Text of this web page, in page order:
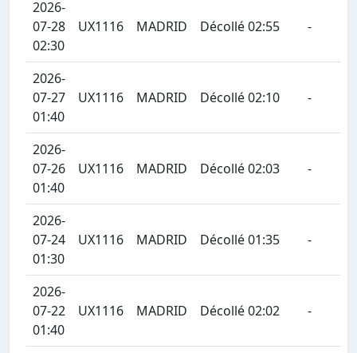
2026-
07-28
02:30
UX1116 MADRID Décollé 02:55 -
2026-
07-27
01:40
UX1116 MADRID Décollé 02:10 -
2026-
07-26
01:40
UX1116 MADRID Décollé 02:03 -
2026-
07-24
01:30
UX1116 MADRID Décollé 01:35 -
2026-
07-22
01:40
UX1116 MADRID Décollé 02:02 -